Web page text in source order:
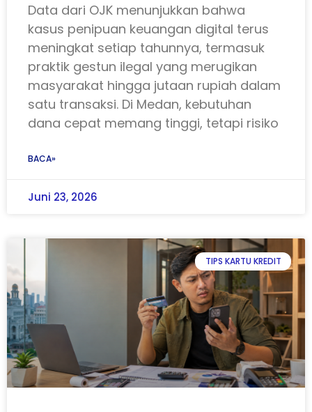
Data dari OJK menunjukkan bahwa
kasus penipuan keuangan digital terus
meningkat setiap tahunnya, termasuk
praktik gestun ilegal yang merugikan
masyarakat hingga jutaan rupiah dalam
satu transaksi. Di Medan, kebutuhan
dana cepat memang tinggi, tetapi risiko
BACA»
Juni 23, 2026
TIPS KARTU KREDIT